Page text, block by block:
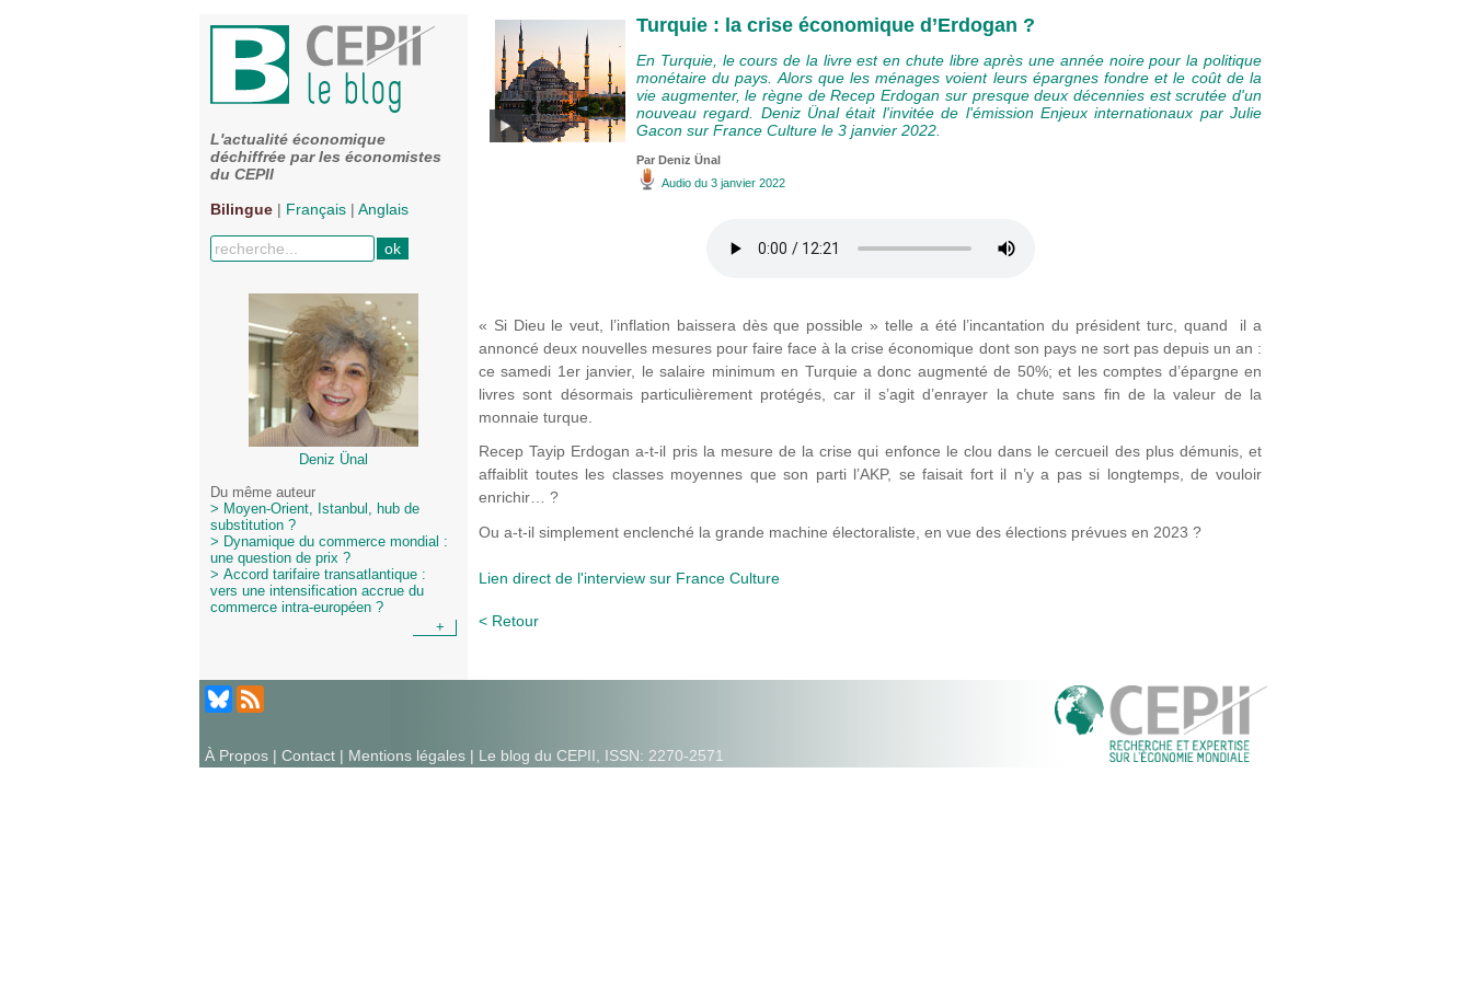
L'actualité économique
déchiffrée par les économistes
du CEPII
Bilingue | Français | Anglais
Deniz Ünal
Du même auteur
> Moyen-Orient, Istanbul, hub de
substitution ?
> Dynamique du commerce mondial :
une question de prix ?
> Accord tarifaire transatlantique :
vers une intensification accrue du
commerce intra-européen ?
+
Turquie : la crise économique d’Erdogan ?
En Turquie, le cours de la livre est en chute libre après une année noire pour la politique
monétaire du pays. Alors que les ménages voient leurs épargnes fondre et le coût de la
vie augmenter, le règne de Recep Erdogan sur presque deux décennies est scrutée d'un
nouveau regard. Deniz Ünal était l'invitée de l'émission Enjeux internationaux par Julie
Gacon sur France Culture le 3 janvier 2022.
Par Deniz Ünal
Audio du 3 janvier 2022
« Si Dieu le veut, l’inflation baissera dès que possible » telle a été l’incantation du président turc, quand il a
annoncé deux nouvelles mesures pour faire face à la crise économique dont son pays ne sort pas depuis un an :
ce samedi 1er janvier, le salaire minimum en Turquie a donc augmenté de 50%; et les comptes d’épargne en
livres sont désormais particulièrement protégés, car il s’agit d’enrayer la chute sans fin de la valeur de la
monnaie turque.
Recep Tayip Erdogan a-t-il pris la mesure de la crise qui enfonce le clou dans le cercueil des plus démunis, et
affaiblit toutes les classes moyennes que son parti l’AKP, se faisait fort il n’y a pas si longtemps, de vouloir
enrichir… ?
Ou a-t-il simplement enclenché la grande machine électoraliste, en vue des élections prévues en 2023 ?
Lien direct de l'interview sur France Culture
< Retour
À Propos | Contact | Mentions légales | Le blog du CEPII, ISSN: 2270-2571